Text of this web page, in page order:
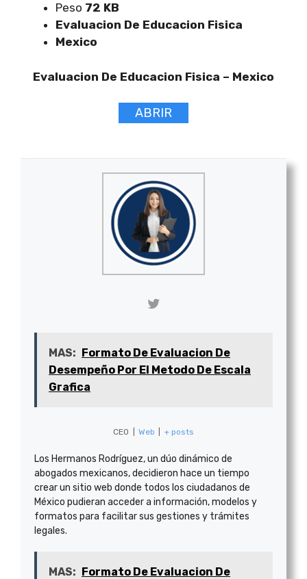
Peso 72 KB
Evaluacion De Educacion Fisica
Mexico
Evaluacion De Educacion Fisica – Mexico
ABRIR
MAS: Formato De Evaluacion De
Desempeño Por El Metodo De Escala
Grafica
CEO Web + posts
Los Hermanos Rodríguez, un dúo dinámico de
abogados mexicanos, decidieron hace un tiempo
crear un sitio web donde todos los ciudadanos de
México pudieran acceder a información, modelos y
formatos para facilitar sus gestiones y trámites
legales.
MAS: Formato De Evaluacion De